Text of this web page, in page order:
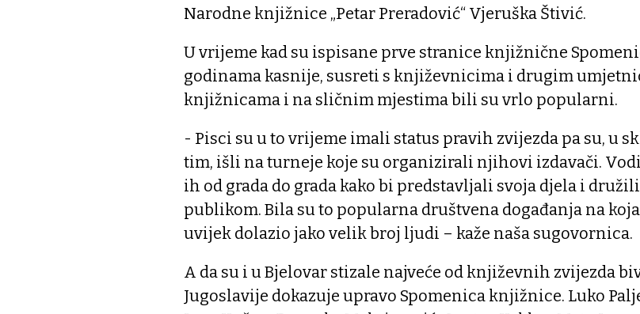
Narodne knjižnice „Petar Preradović“ Vjeruška Štivić.
U vrijeme kad su ispisane prve stranice knjižnične
godinama kasnije, susreti s književnicima i drugim
knjižnicama i na sličnim mjestima bili su vrlo popularni.
- Pisci su u to vrijeme imali status pravih zvijezda pa su, u
tim, išli na turneje koje su organizirali njihovi izdavači.
ih od grada do grada kako bi predstavljali svoja djela i družili
publikom. Bila su to popularna društvena događanja na
uvijek dolazio jako velik broj ljudi – kaže naša sugovornica.
A da su i u Bjelovar stizale najveće od književnih zvijezda
Jugoslavije dokazuje upravo Spomenica knjižnice. Luko